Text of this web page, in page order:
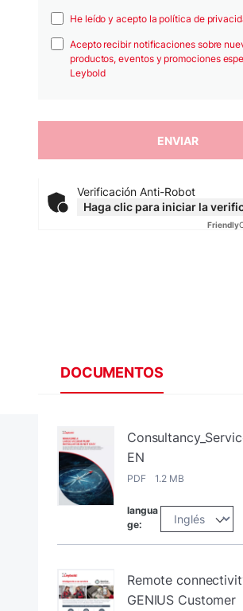
He leído y acepto la política de
Acepto recibir notificaciones sobre
productos, eventos y promociones
Leybold
Verificación Anti-Robot
Haga clic para iniciar la
Friendly
DOCUMENTOS
EN
PDF 1.2 MB
langua
ge:
Remote
GENIUS Customer